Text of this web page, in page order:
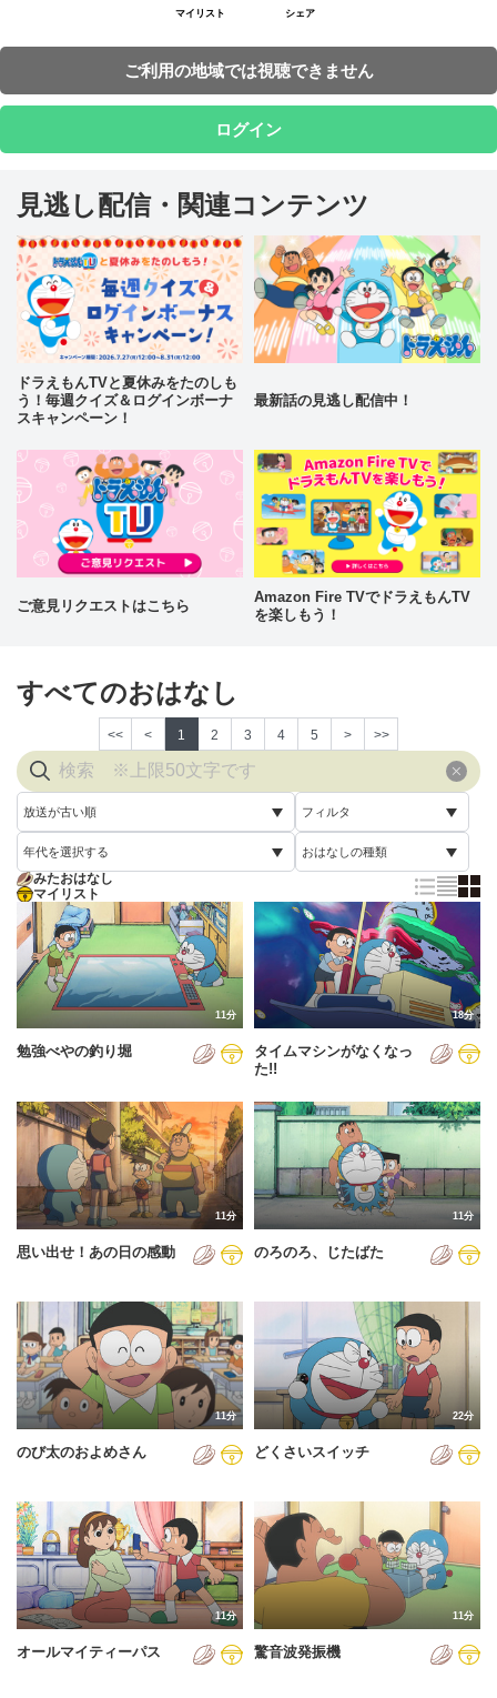
木で落ち葉ンジージャンプをはじめて…！？
マイリスト シェア
ご利用の地域では視聴できません
ログイン
見逃し配信・関連コンテンツ
ドラえもんTVと夏休みをたのしも
う！毎週クイズ＆ログインボーナ
スキャンペーン！
最新話の見逃し配信中！
ご意見リクエストはこちら
Amazon Fire TVでドラえもんTV
を楽しもう！
すべてのおはなし
<< < 1 2 3 4 5 > >>
放送が古い順
放送が古い順
放送が新しい順
配信が古い順
配信が新しい順
あいうえお順(降順)
動画が長い順
動画が短い順
フィルタ
すべて
未視聴
年代を選択する
すべて
2005年
2006年
2007年
2008年
2011年
2012年
2013年
2014年
2015年
2016年
2017年
2019年
2020年
2021年
2022年
おはなしの種類
通常回
誕生日スペシャル
みたおはなし
マイリスト
11分
勉強べやの釣り堀
18分
タイムマシンがなくなっ
た!!
11分
思い出せ！あの日の感動
11分
のろのろ、じたばた
11分
のび太のおよめさん
22分
どくさいスイッチ
11分
オールマイティーパス
11分
驚音波発振機